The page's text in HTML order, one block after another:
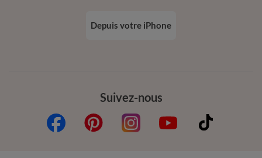
Suivez-nous
Depuis votre iPhone